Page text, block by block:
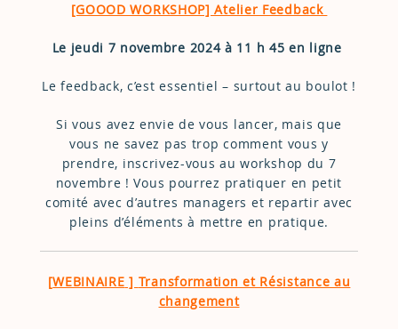
[GOOOD WORKSHOP] Atelier Feedback
Le jeudi 7 novembre 2024 à 11 h 45 en ligne
Le feedback, c’est essentiel – surtout au boulot !
Si vous avez envie de vous lancer, mais que
vous ne savez pas trop comment vous y
prendre, inscrivez-vous au workshop du 7
novembre ! Vous pourrez pratiquer en petit
comité avec d’autres managers et repartir avec
pleins d’éléments à mettre en pratique.
[WEBINAIRE ] Transformation et Résistance au
changement